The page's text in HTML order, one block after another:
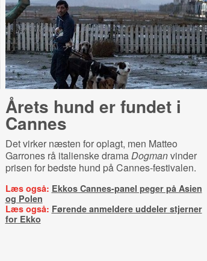
Årets hund er fundet i
Cannes
Det virker næsten for oplagt, men Matteo
Garrones rå italienske dramaDogmanvinder
prisen for bedste hund på Cannes-festivalen.
Læs også: Ekkos Cannes-panel peger på Asien
og Polen
Læs også: Førende anmeldere uddeler stjerner
for Ekko